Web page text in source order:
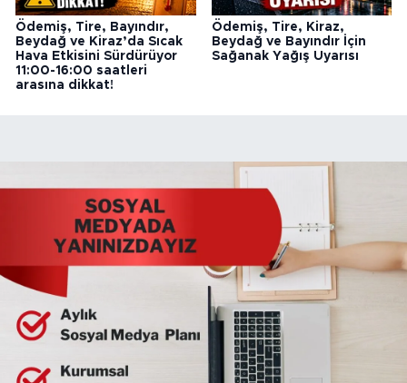
Ödemiş, Tire, Bayındır,
Beydağ ve Kiraz’da Sıcak
Hava Etkisini Sürdürüyor
11:00-16:00 saatleri
arasına dikkat!
Ödemiş, Tire, Kiraz,
Beydağ ve Bayındır İçin
Sağanak Yağış Uyarısı